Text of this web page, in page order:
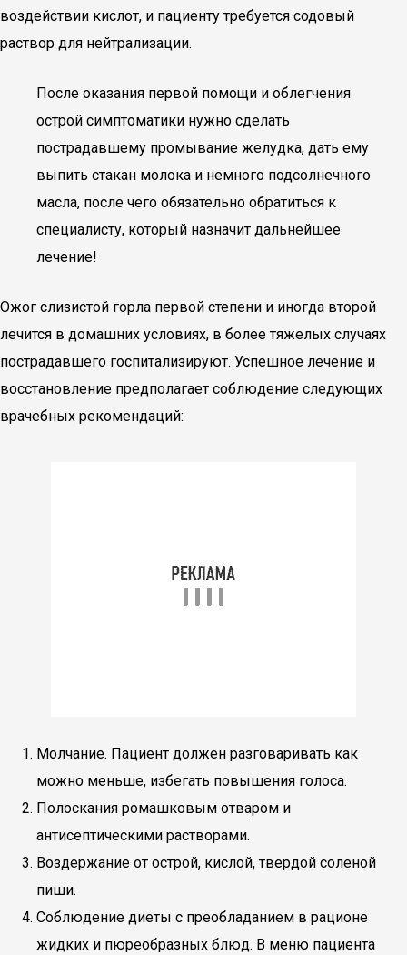
воздействии кислот, и пациенту требуется содовый
раствор для нейтрализации.
После оказания первой помощи и облегчения
острой симптоматики нужно сделать
пострадавшему промывание желудка, дать ему
выпить стакан молока и немного подсолнечного
масла, после чего обязательно обратиться к
специалисту, который назначит дальнейшее
лечение!
Ожог слизистой горла первой степени и иногда второй
лечится в домашних условиях, в более тяжелых случаях
пострадавшего госпитализируют. Успешное лечение и
восстановление предполагает соблюдение следующих
врачебных рекомендаций:
Молчание. Пациент должен разговаривать как
можно меньше, избегать повышения голоса.
Полоскания ромашковым отваром и
антисептическими растворами.
Воздержание от острой, кислой, твердой соленой
пиши.
Соблюдение диеты с преобладанием в рационе
жидких и пюреобразных блюд. В меню пациента